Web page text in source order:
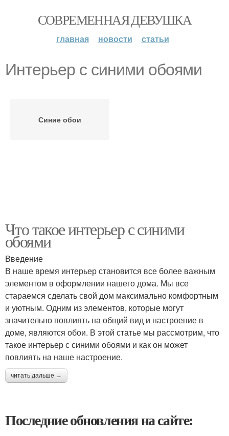
СОВРЕМЕННАЯ ДЕВУШКА
главная новости статьи
Интерьер с синими обоями
Синие обои
Что такое интерьер с синими
обоями
Введение
В наше время интерьер становится все более важным
элементом в оформлении нашего дома. Мы все
стараемся сделать свой дом максимально комфортным
и уютным. Одним из элементов, которые могут
значительно повлиять на общий вид и настроение в
доме, являются обои. В этой статье мы рассмотрим, что
такое интерьер с синими обоями и как он может
повлиять на наше настроение.
читать дальше →
Последние обновления на сайте: